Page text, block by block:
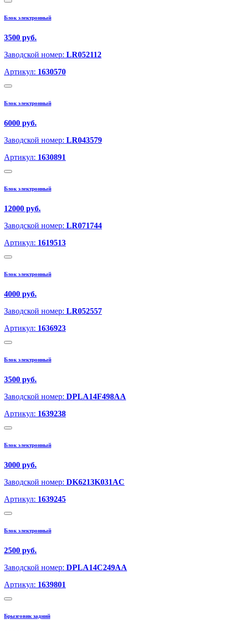
Блок электронный
3500 руб.
Заводской номер: LR052112
Артикул: 1630570
Блок электронный
6000 руб.
Заводской номер: LR043579
Артикул: 1630891
Блок электронный
12000 руб.
Заводской номер: LR071744
Артикул: 1619513
Блок электронный
4000 руб.
Заводской номер: LR052557
Артикул: 1636923
Блок электронный
3500 руб.
Заводской номер: DPLA14F498AA
Артикул: 1639238
Блок электронный
3000 руб.
Заводской номер: DK6213K031AC
Артикул: 1639245
Блок электронный
2500 руб.
Заводской номер: DPLA14C249AA
Артикул: 1639801
Брызговик задний